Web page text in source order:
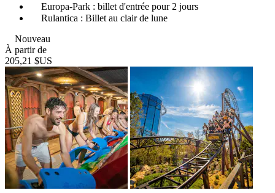
Europa-Park : billet d'entrée pour 2 jours
Rulantica : Billet au clair de lune
Nouveau
À partir de
205,21 $US